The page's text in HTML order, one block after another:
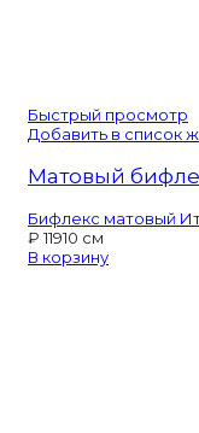
Быстрый просмотр
Добавить в список
Матовый
Бифлекс матовый
₽ 11910 см
В корзину